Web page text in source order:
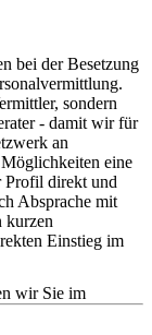
bei der Besetzung
sondern
- damit wir für
an
eine
Profil direkt und
Absprache mit
kurzen
Einstieg im
wir Sie im